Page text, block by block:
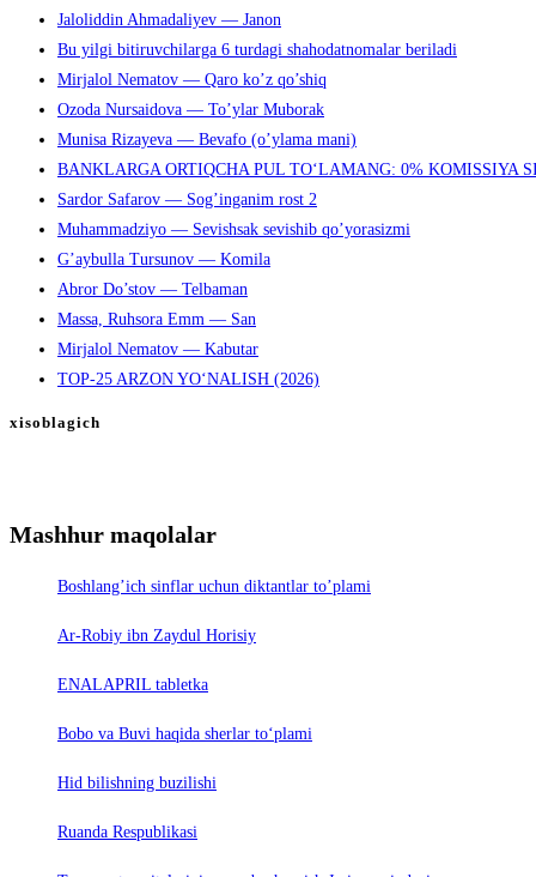
Jaloliddin Ahmadaliyev — Janon
Bu yilgi bitiruvchilarga 6 turdagi shahodatnomalar beriladi
Mirjalol Nematov — Qaro ko’z qo’shiq
Ozoda Nursaidova — To’ylar Muborak
Munisa Rizayeva — Bevafo (o’ylama mani)
BANKLARGA ORTIQCHA PUL TO‘LAMANG: 0% KOMISSIYA
Sardor Safarov — Sog’inganim rost 2
Muhammadziyo — Sevishsak sevishib qo’yorasizmi
G’aybulla Tursunov — Komila
Abror Do’stov — Telbaman
Massa, Ruhsora Emm — San
Mirjalol Nematov — Kabutar
TOP-25 ARZON YO‘NALISH (2026)
xisoblagich
Mashhur maqolalar
Boshlang’ich sinflar uchun diktantlar to’plami
Ar-Robiy ibn Zaydul Horisiy
ENALAPRIL tabletka
Bobo va Buvi haqida sherlar to‘plami
Hid bilishning buzilishi
Ruanda Respublikasi